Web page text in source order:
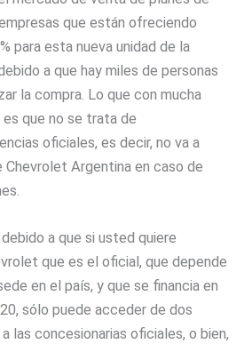
que están ofreciendo
para esta nueva unidad de la
a que hay miles de personas
la compra. Lo que con mucha
que no se trata de
oficiales, es decir, no va a
Argentina en caso de
a que si usted quiere
que es el oficial, que depende
en el país, y que se financia en
sólo puede acceder de dos
las concesionarias oficiales, o bien,